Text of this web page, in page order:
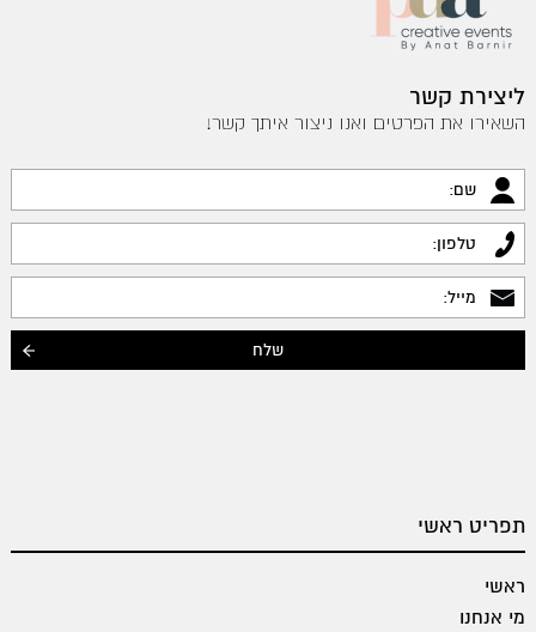
ליצירת קשר
השאירו את הפרטים ואנו ניצור איתך קשר!
תפריט ראשי
ראשי
מי אנחנו